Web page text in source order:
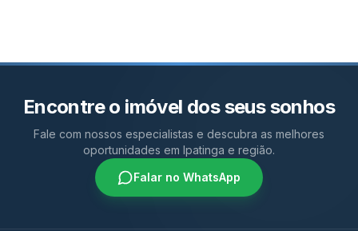
Encontre o imóvel dos seus sonhos
Fale com nossos especialistas e descubra as melhores
oportunidades em Ipatinga e região.
Falar no WhatsApp